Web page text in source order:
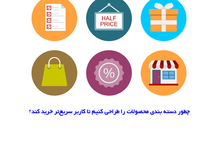
چطور دسته‌ بندی محصولات را طراحی کنیم تا کاربر سریع‌تر خرید کند؟